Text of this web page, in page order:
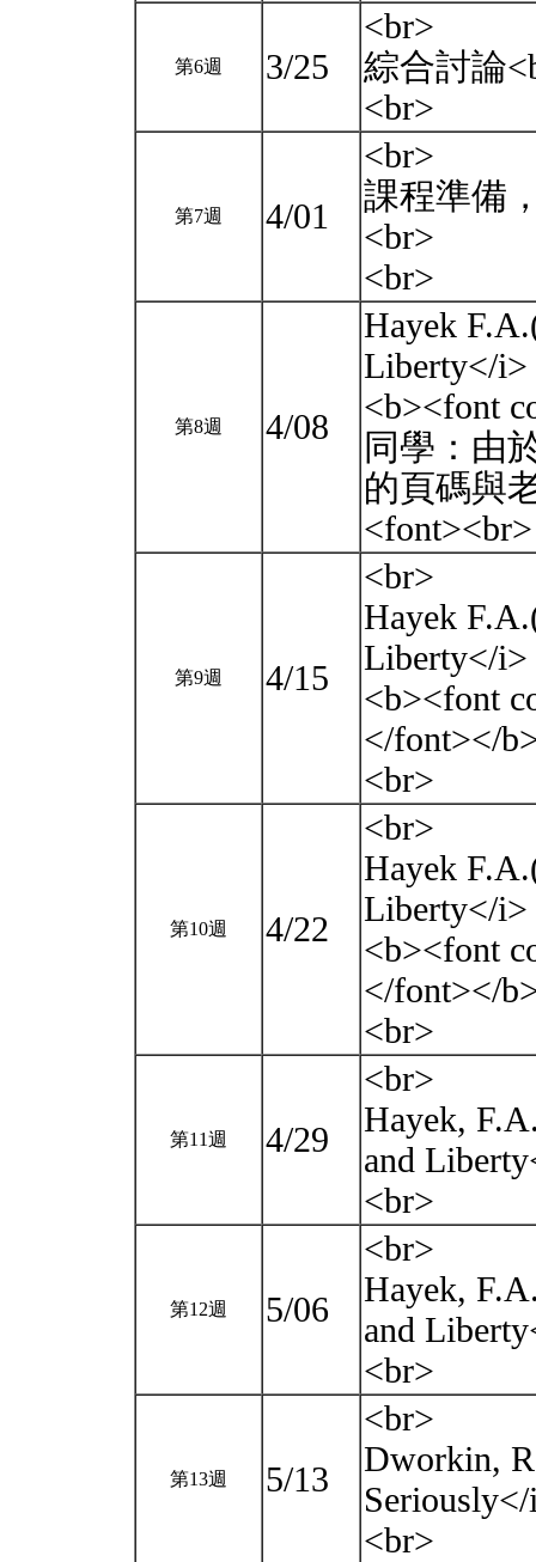
第6週 3/25
<br>
綜合討論
<br>
第7週 4/01
<br>
課程準備
<br>
<br>
第8週 4/08
Hayek
Liberty</i>
<b><font
同學：由
的頁碼與
第9週 4/15
<br>
Hayek
Liberty</i>
<b><font
</font></
<br>
第10週 4/22
<br>
Hayek
Liberty</i>
<b><font
</font></
<br>
第11週 4/29
<br>
Hayek,
and
<br>
第12週 5/06
<br>
Hayek,
and
<br>
第13週 5/13
<br>
Dworkin,
<br>